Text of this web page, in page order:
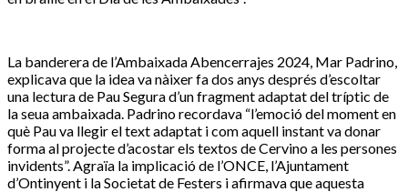
La banderera de l’Ambaixada Abencerrajes 2024, Mar Padrino,
explicava que la idea va nàixer fa dos anys després d’escoltar
una lectura de Pau Segura d’un fragment adaptat del tríptic de
la seua ambaixada. Padrino recordava “l’emoció del moment en
què Pau va llegir el text adaptat i com aquell instant va donar
forma al projecte d’acostar els textos de Cervino a les persones
invidents”. Agraïa la implicació de l’ONCE, l’Ajuntament
d’Ontinyent i la Societat de Festers i afirmava que aquesta